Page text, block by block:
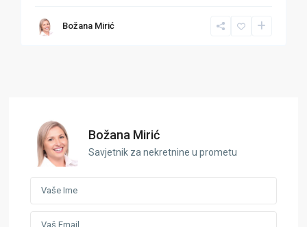
Božana Mirić
Božana Mirić
Savjetnik za nekretnine u prometu